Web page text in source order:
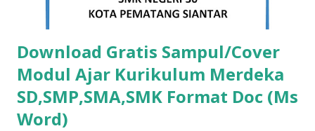
Download Gratis Sampul/Cover
Modul Ajar Kurikulum Merdeka
SD,SMP,SMA,SMK Format Doc (Ms
Word)